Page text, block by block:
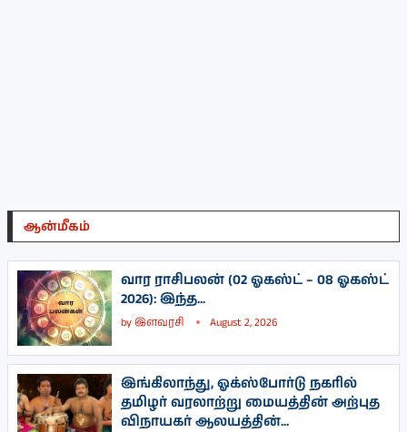
ஆன்மீகம்
வார ராசிபலன் (02 ஓகஸ்ட் – 08 ஓகஸ்ட்
2026): இந்த...
byஇளவரசி August 2, 2026
இங்கிலாந்து, ஓக்ஸ்போர்டு நகரில்
தமிழர் வரலாற்று மையத்தின் அற்புத
விநாயகர் ஆலயத்தின்...